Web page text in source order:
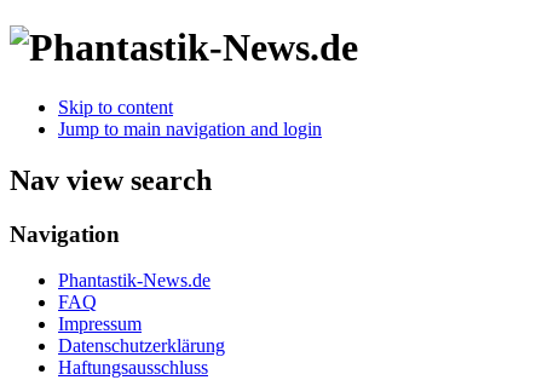
Skip to content
Jump to main navigation and login
Nav view search
Navigation
Phantastik-News.de
FAQ
Impressum
Datenschutzerklärung
Haftungsausschluss